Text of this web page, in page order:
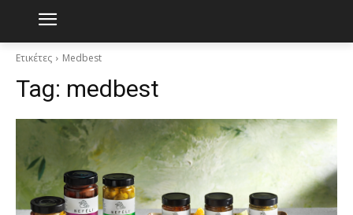
Ετικέτες Medbest
Tag: medbest